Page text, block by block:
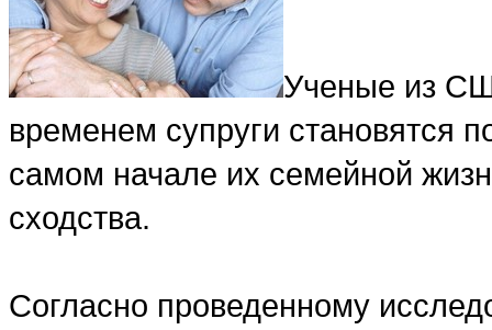
Ученые из
временем супруги становятся
самом начале их семейной
сходства.
Согласно проведенному